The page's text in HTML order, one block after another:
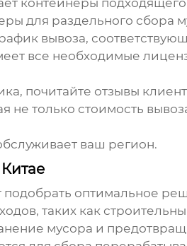
контейнеры
для раздельного сбора
вывоза,
все необходимые
почитайте отзывы
только стоимость
ваш регион.
оптимальное
таких как
мусора и